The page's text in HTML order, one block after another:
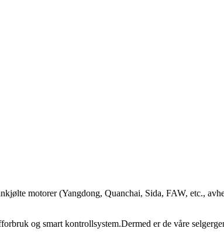
motorer (Yangdong, Quanchai, Sida, FAW, etc.,
og smart kontrollsystem.Dermed er de våre